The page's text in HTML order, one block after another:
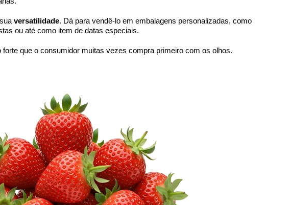
versatilidade. Dá para vendê-lo em embalagens personalizadas, como
ou até como item de datas especiais.
forte que o consumidor muitas vezes compra primeiro com os olhos.